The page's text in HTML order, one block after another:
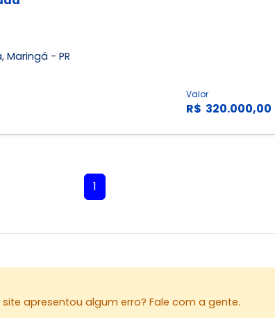
Maringá - PR
Valor
R$ 320.000,00
1
apresentou algum erro? Fale com a gente.